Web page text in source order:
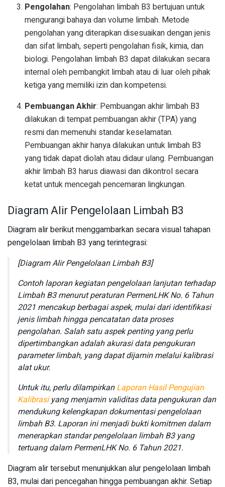
Pengolahan: Pengolahan limbah B3 bertujuan untuk
mengurangi bahaya dan volume limbah. Metode
pengolahan yang diterapkan disesuaikan dengan jenis
dan sifat limbah, seperti pengolahan fisik, kimia, dan
biologi. Pengolahan limbah B3 dapat dilakukan secara
internal oleh pembangkit limbah atau di luar oleh pihak
ketiga yang memiliki izin dan kompetensi.
Pembuangan Akhir: Pembuangan akhir limbah B3
dilakukan di tempat pembuangan akhir (TPA) yang
resmi dan memenuhi standar keselamatan.
Pembuangan akhir hanya dilakukan untuk limbah B3
yang tidak dapat diolah atau didaur ulang. Pembuangan
akhir limbah B3 harus diawasi dan dikontrol secara
ketat untuk mencegah pencemaran lingkungan.
Diagram Alir Pengelolaan Limbah B3
Diagram alir berikut menggambarkan secara visual tahapan
pengelolaan limbah B3 yang terintegrasi:
[Diagram Alir Pengelolaan Limbah B3]
Contoh laporan kegiatan pengelolaan lanjutan terhadap
Limbah B3 menurut peraturan PermenLHK No. 6 Tahun
2021 mencakup berbagai aspek, mulai dari identifikasi
jenis limbah hingga pencatatan data proses
pengolahan. Salah satu aspek penting yang perlu
dipertimbangkan adalah akurasi data pengukuran
parameter limbah, yang dapat dijamin melalui kalibrasi
alat ukur.
Untuk itu, perlu dilampirkanLaporan Hasil Pengujian
Kalibrasiyang menjamin validitas data pengukuran dan
mendukung kelengkapan dokumentasi pengelolaan
limbah B3. Laporan ini menjadi bukti komitmen dalam
menerapkan standar pengelolaan limbah B3 yang
tertuang dalam PermenLHK No. 6 Tahun 2021.
Diagram alir tersebut menunjukkan alur pengelolaan limbah
B3, mulai dari pencegahan hingga pembuangan akhir. Setiap